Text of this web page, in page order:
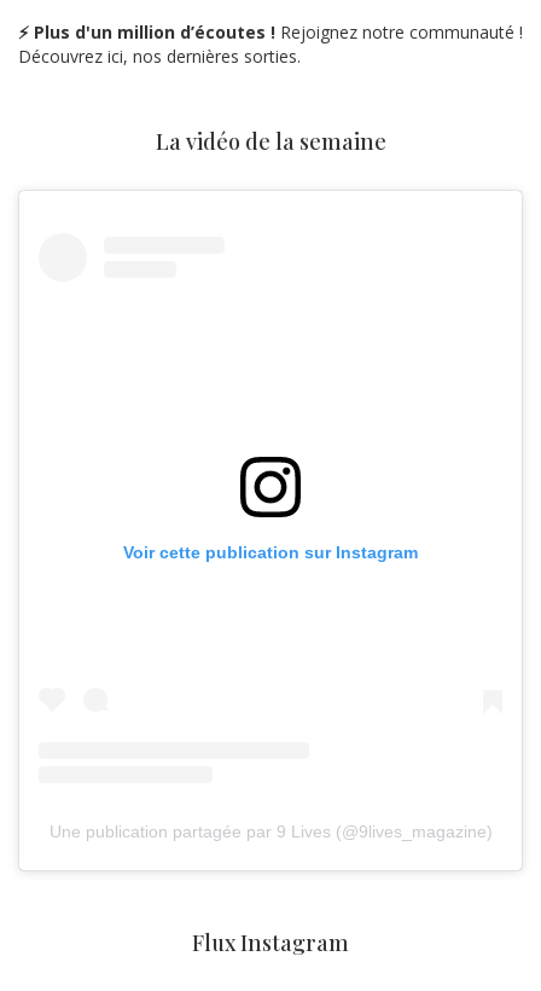
⚡ Plus d'un million d’écoutes ! Rejoignez notre communauté !
Découvrez ici, nos dernières sorties.
La vidéo de la semaine
Voir cette publication sur Instagram
Une publication partagée par 9 Lives (@9lives_magazine)
Flux Instagram